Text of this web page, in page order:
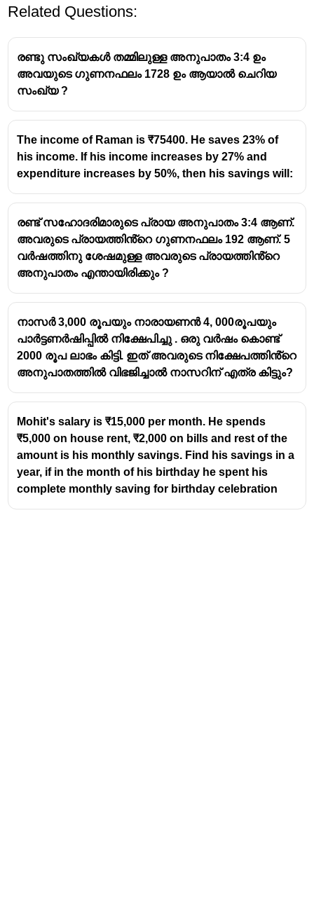
Related Questions:
രണ്ടു സംഖ്യകൾ തമ്മിലുള്ള അനുപാതം 3:4 ഉം
അവയുടെ ഗുണനഫലം 1728 ഉം ആയാൽ ചെറിയ
സംഖ്യ ?
The income of Raman is ₹75400. He saves 23% of
his income. If his income increases by 27% and
expenditure increases by 50%, then his savings will:
രണ്ട് സഹോദരിമാരുടെ പ്രായ അനുപാതം 3:4 ആണ്.
അവരുടെ പ്രായത്തിൻ്റെ ഗുണനഫലം 192 ആണ്. 5
വർഷത്തിനു ശേഷമുള്ള അവരുടെ പ്രായത്തിൻ്റെ
അനുപാതം എന്തായിരിക്കും ?
നാസർ 3,000 രൂപയും നാരായണൻ 4, 000രൂപയും
പാർട്ടണർഷിപ്പിൽ നിക്ഷേപിച്ചു . ഒരു വർഷം കൊണ്ട്
2000 രൂപ ലാഭം കിട്ടി. ഇത് അവരുടെ നിക്ഷേപത്തിൻ്റെ
അനുപാതത്തിൽ വിഭജിച്ചാൽ നാസറിന് എത്ര കിട്ടും?
Mohit's salary is ₹15,000 per month. He spends
₹5,000 on house rent, ₹2,000 on bills and rest of the
amount is his monthly savings. Find his savings in a
year, if in the month of his birthday he spent his
complete monthly saving for birthday celebration